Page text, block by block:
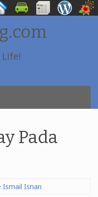
Pada
Ismail Isnan